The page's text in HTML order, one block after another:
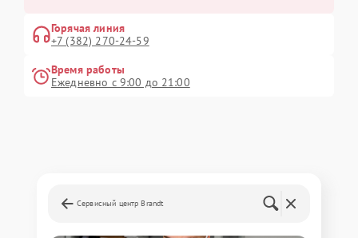
Горячая линия
+7 (382) 270-24-59
Время работы
Ежедневно с 9:00 до 21:00
Сервисный центр Brandt